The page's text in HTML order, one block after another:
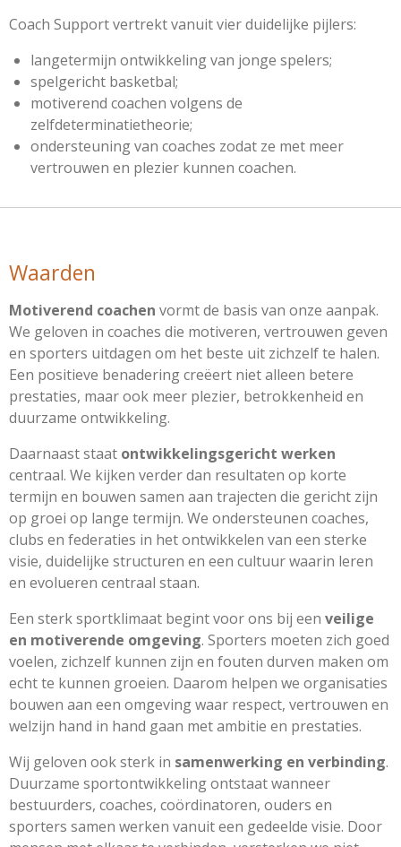
Coach Support vertrekt vanuit vier duidelijke pijlers:
langetermijn ontwikkeling van jonge spelers;
spelgericht basketbal;
motiverend coachen volgens de
zelfdeterminatietheorie;
ondersteuning van coaches zodat ze met meer
vertrouwen en plezier kunnen coachen.
Waarden
Motiverend coachen vormt de basis van onze aanpak.
We geloven in coaches die motiveren, vertrouwen geven
en sporters uitdagen om het beste uit zichzelf te halen.
Een positieve benadering creëert niet alleen betere
prestaties, maar ook meer plezier, betrokkenheid en
duurzame ontwikkeling.
Daarnaast staat ontwikkelingsgericht werken
centraal. We kijken verder dan resultaten op korte
termijn en bouwen samen aan trajecten die gericht zijn
op groei op lange termijn. We ondersteunen coaches,
clubs en federaties in het ontwikkelen van een sterke
visie, duidelijke structuren en een cultuur waarin leren
en evolueren centraal staan.
Een sterk sportklimaat begint voor ons bij een veilige
en motiverende omgeving. Sporters moeten zich goed
voelen, zichzelf kunnen zijn en fouten durven maken om
echt te kunnen groeien. Daarom helpen we organisaties
bouwen aan een omgeving waar respect, vertrouwen en
welzijn hand in hand gaan met ambitie en prestaties.
Wij geloven ook sterk in samenwerking en verbinding.
Duurzame sportontwikkeling ontstaat wanneer
bestuurders, coaches, coördinatoren, ouders en
sporters samen werken vanuit een gedeelde visie. Door